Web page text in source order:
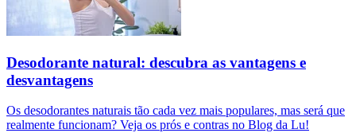
Desodorante natural: descubra as vantagens e
desvantagens
Os desodorantes naturais tão cada vez mais populares, mas será que
realmente funcionam? Veja os prós e contras no Blog da Lu!